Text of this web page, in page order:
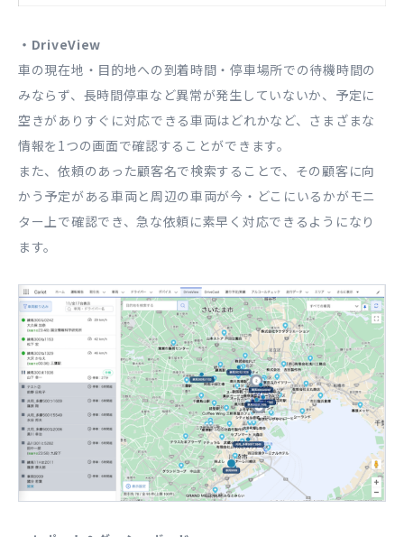
・DriveView
車の現在地・目的地への到着時間・停車場所での待機時間の
みならず、長時間停車など異常が発生していないか、予定に
空きがありすぐに対応できる車両はどれかなど、さまざまな
情報を1つの画面で確認することができます。
また、依頼のあった顧客名で検索することで、その顧客に向
かう予定がある車両と周辺の車両が今・どこにいるかがモニ
ター上で確認でき、急な依頼に素早く対応できるようになり
ます。